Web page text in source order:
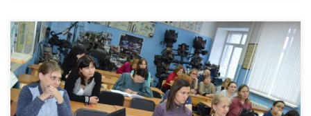
В минувшую субботу, 18 января 2020 года, в Тюменской области состоялась
вторая часть занятий социально значимого проекта «Автоледи – за культуру